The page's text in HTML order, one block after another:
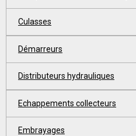
Culasses
Démarreurs
Distributeurs hydrauliques
Echappements collecteurs
Embrayages